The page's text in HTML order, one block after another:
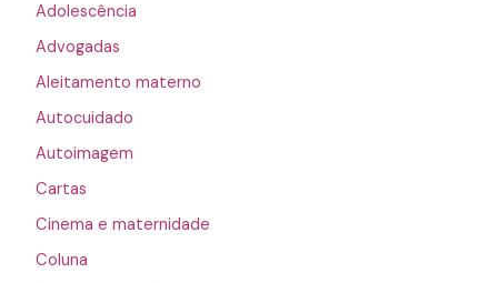
Adolescência
Advogadas
Aleitamento materno
Autocuidado
Autoimagem
Cartas
Cinema e maternidade
Coluna